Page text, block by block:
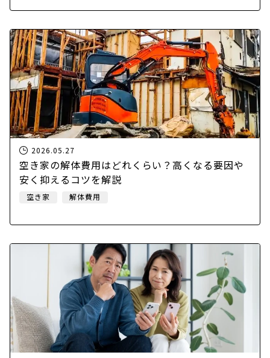
2026.05.27
空き家の解体費用はどれくらい？高くなる要因や
安く抑えるコツを解説
空き家 解体費用